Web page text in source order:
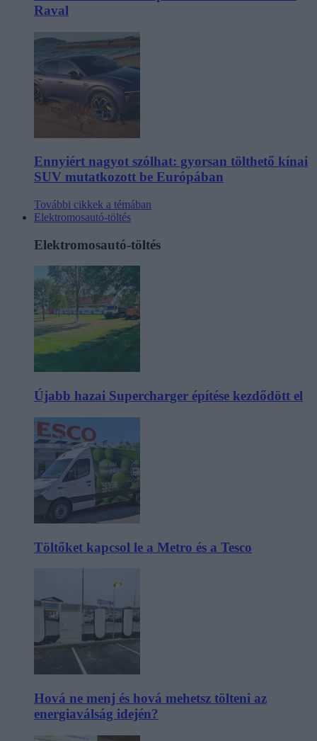
Raval
Ennyiért nagyot szólhat: gyorsan tölthető kínai
SUV mutatkozott be Európában
További cikkek a témában
Elektromosautó-töltés
Elektromosautó-töltés
Újabb hazai Supercharger építése kezdődött el
Töltőket kapcsol le a Metro és a Tesco
Hová ne menj és hová mehetsz tölteni az
energiaválság idején?